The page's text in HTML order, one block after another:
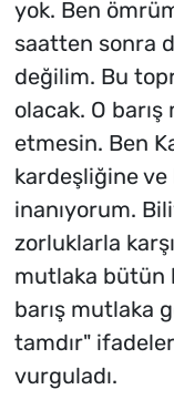
yok. Ben
saatten sonra
değilim. Bu
olacak. O
etmesin. Ben
kardeşliğine
inanıyorum.
zorluklarla
mutlaka bütün
barış mutlaka
tamdır"
vurguladı.